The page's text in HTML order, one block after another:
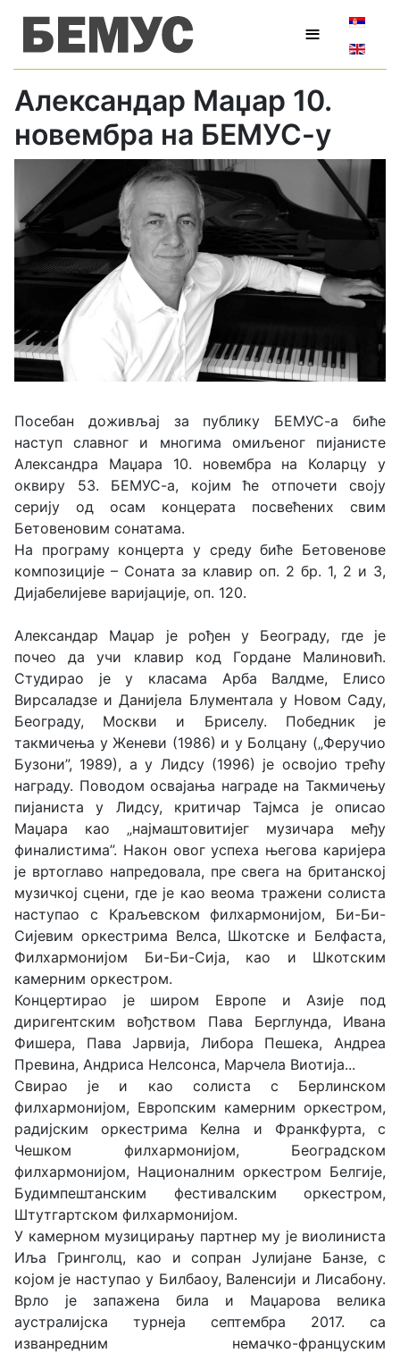
≡
Александар Маџар 10.
новембра на БЕМУС-у
Посебан доживљај за публику БЕМУС-а биће
наступ славног и многима омиљеног пијанисте
Александра Маџара 10. новембра на Коларцу у
оквиру 53. БЕМУС-а, којим ће отпочети своју
серију од осам концерата посвећених свим
Бетовеновим сонатама.
На програму концерта у среду биће Бетовенове
композиције – Соната за клавир оп. 2 бр. 1, 2 и 3,
Дијабелијеве варијације, оп. 120.
Александар Маџар је рођен у Београду, где је
почео да учи клавир код Гордане Малиновић.
Студирао је у класама Арба Валдме, Елисо
Вирсаладзе и Данијела Блументала у Новом Саду,
Београду, Москви и Бриселу. Победник је
такмичења у Женеви (1986) и у Болцану („Феручио
Бузони”, 1989), а у Лидсу (1996) је освојио трећу
награду. Поводом освајања награде на Такмичењу
пијаниста у Лидсу, критичар Тајмса је описао
Маџара као „најмаштовитијег музичара међу
финалистима”. Након овог успеха његова каријера
је вртоглаво напредовала, пре свега на британској
музичкој сцени, где је као веома тражени солиста
наступао с Краљевском филхармонијом, Би-Би-
Сијевим оркестрима Велса, Шкотске и Белфаста,
Филхармонијом Би-Би-Сија, као и Шкотским
камерним оркестром.
Концертирао је широм Европе и Азије под
диригентским вођством Пава Берглунда, Ивана
Фишера, Пава Јарвија, Либора Пешека, Андреа
Превина, Андриса Нелсонса, Марчела Виотија...
Свирао је и као солиста с Берлинском
филхармонијом, Европским камерним оркестром,
радијским оркестрима Келна и Франкфурта, с
Чешком филхармонијом, Београдском
филхармонијом, Националним оркестром Белгије,
Будимпештанским фестивалским оркестром,
Штутгартском филхармонијом.
У камерном музицирању партнер му је виолиниста
Иља Гринголц, као и сопран Јулијане Банзе, с
којом је наступао у Билбаоу, Валенсији и Лисабону.
Врло је запажена била и Маџарова велика
аустралијска турнеја септембра 2017. са
изванредним немачко-француским